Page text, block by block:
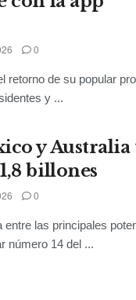
0
retorno de su popular
y ...
y Australia
billones
0
las principales
número 14 del ...